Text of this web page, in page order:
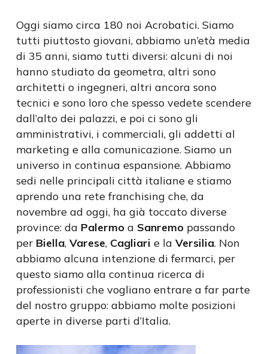
Oggi siamo circa 180 noi Acrobatici. Siamo
tutti piuttosto giovani, abbiamo un’età media
di 35 anni, siamo tutti diversi: alcuni di noi
hanno studiato da geometra, altri sono
architetti o ingegneri, altri ancora sono
tecnici e sono loro che spesso vedete scendere
dall’alto dei palazzi, e poi ci sono gli
amministrativi, i commerciali, gli addetti al
marketing e alla comunicazione. Siamo un
universo in continua espansione. Abbiamo
sedi nelle principali città italiane e stiamo
aprendo una rete franchising che, da
novembre ad oggi, ha già toccato diverse
province: da Palermoa Sanremopassando
per Biella, Varese, Cagliari e la Versilia. Non
abbiamo alcuna intenzione di fermarci, per
questo siamo alla continua ricerca di
professionisti che vogliano entrare a far parte
del nostro gruppo: abbiamo molte posizioni
aperte in diverse parti d’Italia.